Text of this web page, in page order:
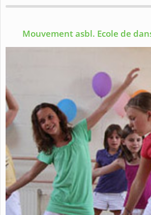
Mouvement asbl. Ecole de